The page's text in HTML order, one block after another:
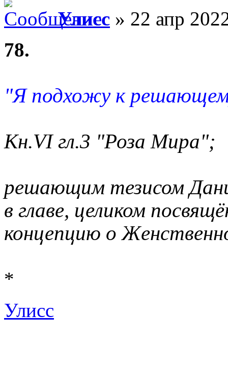
Улисс » 22 апр
78.
"Я подхожу к
Кн.VI гл.3 "Роза Мира";
решающим тезисом
в главе, целиком
концепцию о
*
Улисс